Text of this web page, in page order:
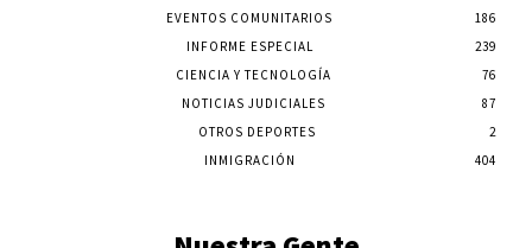
EVENTOS COMUNITARIOS
186
INFORME ESPECIAL
239
CIENCIA Y TECNOLOGÍA
76
NOTICIAS JUDICIALES
87
OTROS DEPORTES
2
INMIGRACIÓN
404